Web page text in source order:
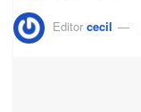
Editor cecil